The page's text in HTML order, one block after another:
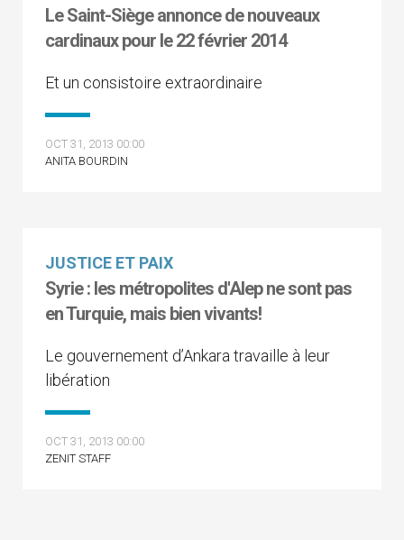
Le Saint-Siège annonce de nouveaux
cardinaux pour le 22 février 2014
Et un consistoire extraordinaire
OCT 31, 2013 00:00
ANITA BOURDIN
JUSTICE ET PAIX
Syrie : les métropolites d'Alep ne sont pas
en Turquie, mais bien vivants!
Le gouvernement d’Ankara travaille à leur
libération
OCT 31, 2013 00:00
ZENIT STAFF